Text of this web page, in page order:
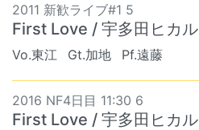
2011 新歓ライブ#1 5
First Love / 宇多田ヒカル
Vo.東江 Gt.加地 Pf.遠藤
2016 NF4日目 11:30 6
First Love / 宇多田ヒカル